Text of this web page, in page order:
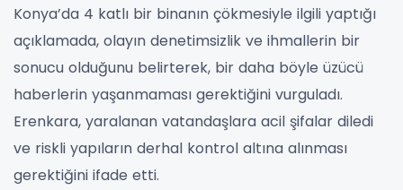
Konya’da 4 katlı bir binanın çökmesiyle ilgili yaptığı
açıklamada, olayın denetimsizlik ve ihmallerin bir
sonucu olduğunu belirterek, bir daha böyle üzücü
haberlerin yaşanmaması gerektiğini vurguladı.
Erenkara, yaralanan vatandaşlara acil şifalar diledi
ve riskli yapıların derhal kontrol altına alınması
gerektiğini ifade etti.